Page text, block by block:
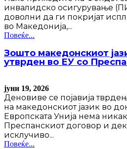
инвалидско осигурување
доволни да ги покријат
во Македонија,...
Повеќе...
Зошто македонскиот
утврден во ЕУ со
јуни 19, 2026
Деновиве се појавија
на македонскиот јазик во
Европската Унија нема
Преспанскиот договор и
исклучиво...
Повеќе...